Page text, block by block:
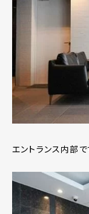
エントランス内部で